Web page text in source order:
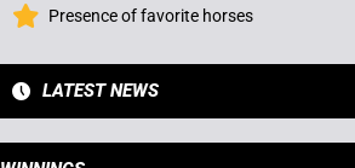
Presence of favorite horses
LATEST NEWS